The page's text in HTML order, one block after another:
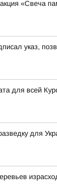
«Свеча
указ,
для всей
для